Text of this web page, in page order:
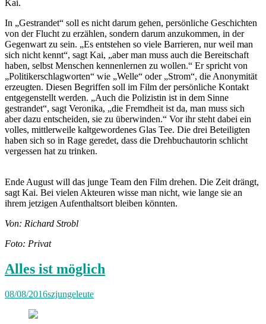
Kai.
In „Gestrandet“ soll es nicht darum gehen, persönliche Geschichten
von der Flucht zu erzählen, sondern darum anzukommen, in der
Gegenwart zu sein. „Es entstehen so viele Barrieren, nur weil man
sich nicht kennt“, sagt Kai, „aber man muss auch die Bereitschaft
haben, selbst Menschen kennenlernen zu wollen.“ Er spricht von
„Politikerschlagworten“ wie „Welle“ oder „Strom“, die Anonymität
erzeugten. Diesen Begriffen soll im Film der persönliche Kontakt
entgegenstellt werden. „Auch die Polizistin ist in dem Sinne
gestrandet“, sagt Veronika, „die Fremdheit ist da, man muss sich
aber dazu entscheiden, sie zu überwinden.“ Vor ihr steht dabei ein
volles, mittlerweile kaltgewordenes Glas Tee. Die drei Beteiligten
haben sich so in Rage geredet, dass die Drehbuchautorin schlicht
vergessen hat zu trinken.
Ende August will das junge Team den Film drehen. Die Zeit drängt,
sagt Kai. Bei vielen Akteuren wisse man nicht, wie lange sie an
ihrem jetzigen Aufenthaltsort bleiben könnten.
Von: Richard Strobl
Foto: Privat
Alles ist möglich
08/08/2016szjungeleute